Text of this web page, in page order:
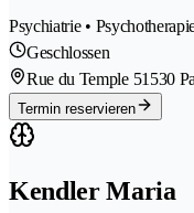
Psychiatrie •
Geschlossen
Rue du Temple 51530
Termin reservieren
Kendler Maria